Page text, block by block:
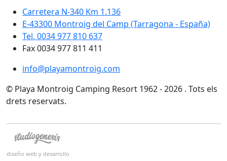
Carretera N-340 Km 1.136
E-43300 Montroig del Camp (Tarragona - España)
Tel. 0034 977 810 637
Fax 0034 977 811 411
info@playamontroig.com
© Playa Montroig Camping Resort 1962 - 2026 . Tots els
drets reservats.